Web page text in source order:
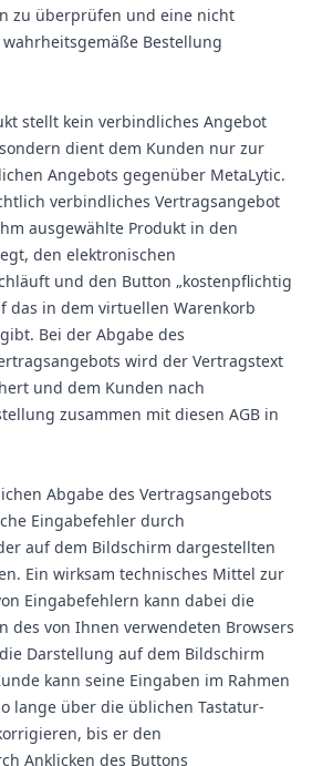
zu überprüfen und eine nicht
Bestellung
stellt kein verbindliches Angebot
dient dem Kunden nur zur
Angebots gegenüber MetaLytic.
verbindliches Vertragsangebot
ausgewählte Produkt in den
den elektronischen
und den Button „kostenpflichtig
das in dem virtuellen Warenkorb
Bei der Abgabe des
wird der Vertragstext
und dem Kunden nach
zusammen mit diesen AGB in
Abgabe des Vertragsangebots
Eingabefehler durch
auf dem Bildschirm dargestellten
Ein wirksam technisches Mittel zur
Eingabefehlern kann dabei die
des von Ihnen verwendeten Browsers
Darstellung auf dem Bildschirm
kann seine Eingaben im Rahmen
lange über die üblichen Tastatur-
bis er den
Anklicken des Buttons